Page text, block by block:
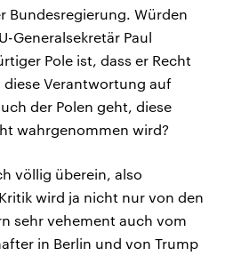
Bundesregierung. Würden
Generalsekretär Paul
Pole ist, dass er Recht
diese Verantwortung auf
der Polen geht, diese
wahrgenommen wird?
völlig überein, also
wird ja nicht nur von den
sehr vehement auch vom
in Berlin und von Trump